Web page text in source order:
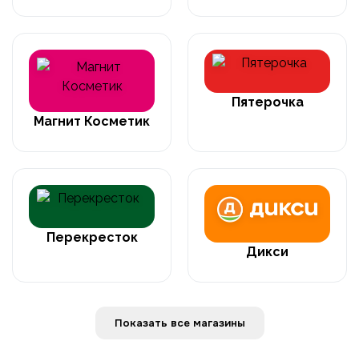
Магнит Косметик
Пятерочка
Перекресток
Дикси
Показать все магазины